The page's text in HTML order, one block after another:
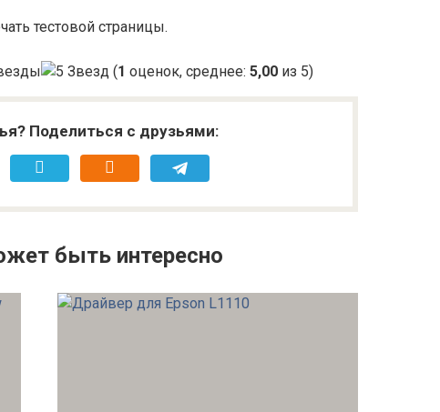
тестовой страницы.
(1 оценок, среднее: 5,00 из 5)
Поделиться с друзьями:
быть интересно